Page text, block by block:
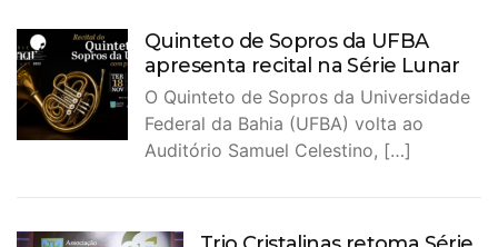
Quinteto de Sopros da UFBA
apresenta recital na Série Lunar
O Quinteto de Sopros da Universidade
Federal da Bahia (UFBA) volta ao
Auditório Samuel Celestino, […]